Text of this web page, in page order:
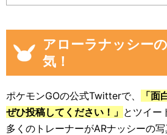
アローラナッシー
気！
ポケモンGOの公式Twitterで、
「
ぜひ投稿してください！」 とツイー
多くのトレーナーがARナッシーの写